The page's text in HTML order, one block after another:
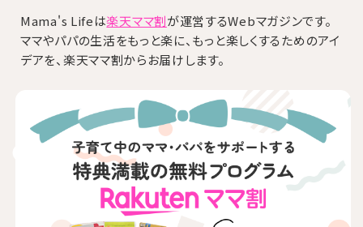
Mama's Lifeは楽天ママ割が運営するWebマガジンです。
ママやパパの生活をもっと楽に、もっと楽しくするためのアイ
デアを、楽天ママ割からお届けします。